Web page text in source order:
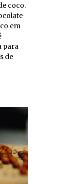
coco.
em
para
de